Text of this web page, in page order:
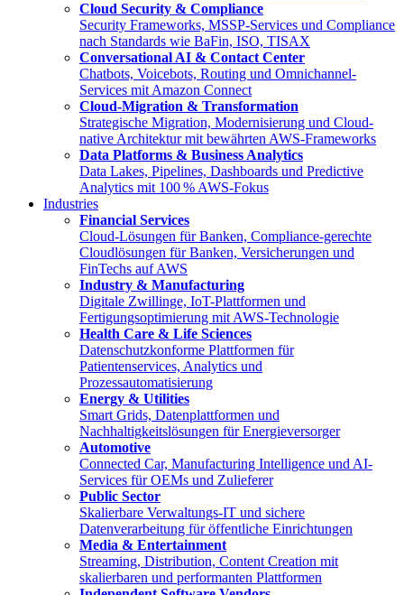
Cloud Security & Compliance
Security Frameworks, MSSP-Services und Compliance
nach Standards wie BaFin, ISO, TISAX
Conversational AI & Contact Center
Chatbots, Voicebots, Routing und Omnichannel-
Services mit Amazon Connect
Cloud-Migration & Transformation
Strategische Migration, Modernisierung und Cloud-
native Architektur mit bewährten AWS-Frameworks
Data Platforms & Business Analytics
Data Lakes, Pipelines, Dashboards und Predictive
Analytics mit 100 % AWS-Fokus
Industries
Financial Services
Cloud-Lösungen für Banken, Compliance-gerechte
Cloudlösungen für Banken, Versicherungen und
FinTechs auf AWS
Industry & Manufacturing
Digitale Zwillinge, IoT-Plattformen und
Fertigungsoptimierung mit AWS-Technologie
Health Care & Life Sciences
Datenschutzkonforme Plattformen für
Patientenservices, Analytics und
Prozessautomatisierung
Energy & Utilities
Smart Grids, Datenplattformen und
Nachhaltigkeitslösungen für Energieversorger
Automotive
Connected Car, Manufacturing Intelligence und AI-
Services für OEMs und Zulieferer
Public Sector
Skalierbare Verwaltungs-IT und sichere
Datenverarbeitung für öffentliche Einrichtungen
Media & Entertainment
Streaming, Distribution, Content Creation mit
skalierbaren und performanten Plattformen